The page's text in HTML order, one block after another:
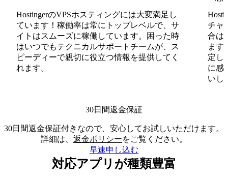
HostingerのVPSホスティングには大変満足し
ています！稼働率は常にトップレベルで、サ
イトはスムーズに稼働しています。困った時
はいつでもテクニカルサポートチームが、ス
ピーディーで親切に役立つ情報を提供してく
れます。
チャ
合は
ます
定し
に感
いし
30日間返金保証
30日間返金保証付きなので、安心してお試しいただけます。
詳細は、 返金ポリシーをご覧ください。
早速申し込む
対応アプリが種類豊富